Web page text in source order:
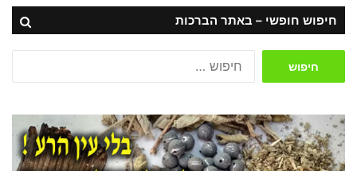
חיפוש חופשי – באתר הברכות